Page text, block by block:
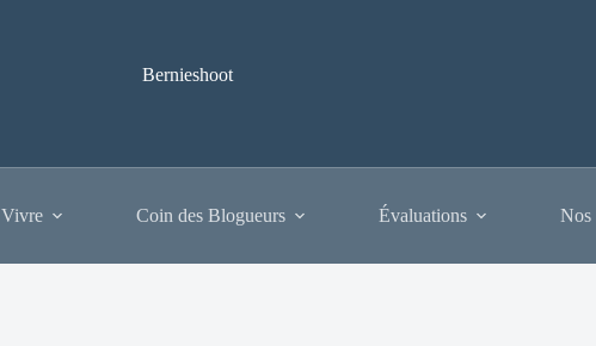
Bernieshoot
Coin des Blogueurs Évaluations Nos